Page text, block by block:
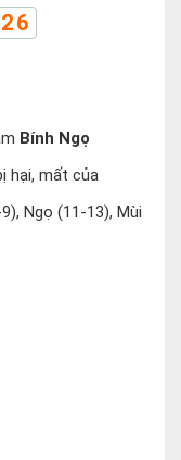
Bính Ngọ
hại, mất của
Ngọ (11-13), Mùi